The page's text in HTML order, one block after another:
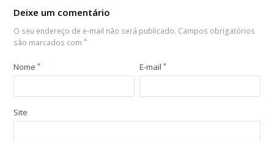
Deixe um comentário
O seu endereço de e-mail não será publicado. Campos obrigatórios
são marcados com*
Nome* E-mail*
Site